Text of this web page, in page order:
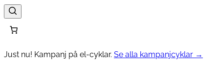
Just nu! Kampanj på el-cyklar. Se alla kampanjcyklar →